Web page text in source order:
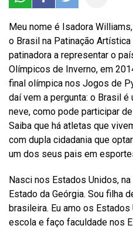
Meu nome é Isadora
o Brasil na Patinação Artística
patinadora a representar o
Olímpicos de Inverno, em
final olímpica nos Jogos de
daí vem a pergunta: o Brasil
neve, como pode participar
Saiba que há atletas que
com dupla cidadania que
um dos seus pais em
Nasci nos Estados Unidos,
Estado da Geórgia. Sou filha
brasileira. Eu amo os
escola e faço faculdade nos